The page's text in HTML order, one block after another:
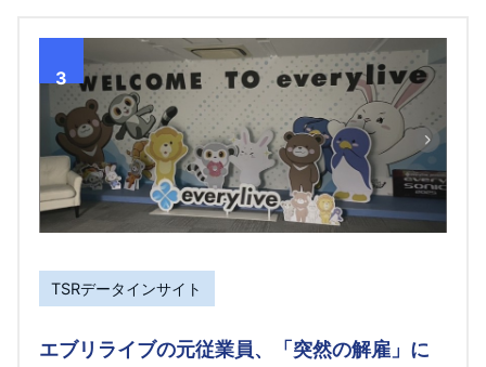
3
TSRデータインサイト
エブリライブの元従業員、「突然の解雇」に